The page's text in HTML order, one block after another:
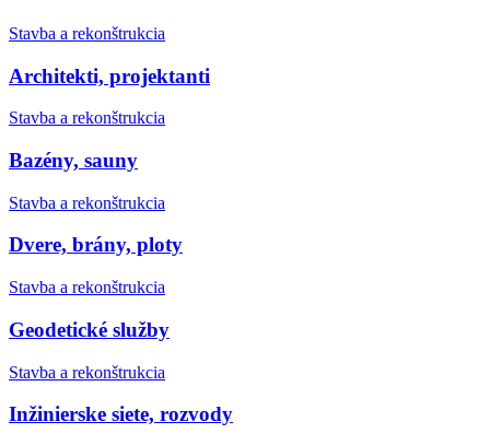
Stavba a rekonštrukcia
Architekti, projektanti
Stavba a rekonštrukcia
Bazény, sauny
Stavba a rekonštrukcia
Dvere, brány, ploty
Stavba a rekonštrukcia
Geodetické služby
Stavba a rekonštrukcia
Inžinierske siete, rozvody